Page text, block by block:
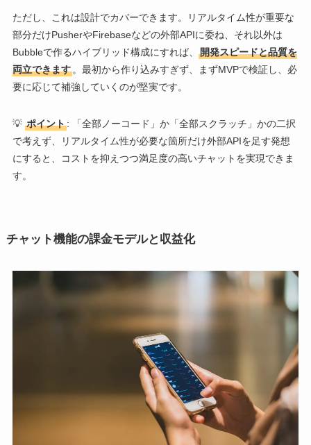
ただし、これは設計でカバーできます。リアルタイム性が重要な
部分だけPusherやFirebaseなどの外部APIに委ね、それ以外は
Bubbleで作るハイブリッド構成にすれば、
開発スピードと品質を
両立できます。最初から作り込みすぎず、まずMVPで検証し、必
要に応じて補強していくのが堅実です。
💡 ポイント: 「全部ノーコード」か「全部スクラッチ」かの二択
で考えず、リアルタイム性が必要な箇所だけ外部APIを足す発想
にすると、コストを抑えつつ満足度の高いチャットを実現できま
す。
チャット機能の課金モデルと収益化